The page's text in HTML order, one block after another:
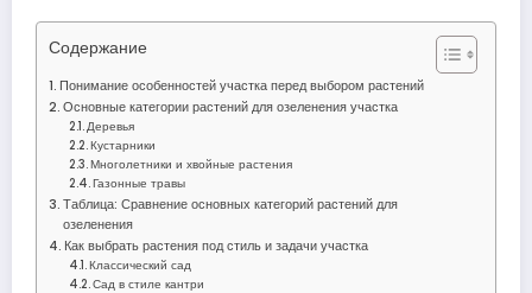
Содержание
Понимание особенностей участка перед выбором растений
Основные категории растений для озеленения участка
Деревья
Кустарники
Многолетники и хвойные растения
Газонные травы
Таблица: Сравнение основных категорий растений для
озеленения
Как выбрать растения под стиль и задачи участка
Классический сад
Сад в стиле кантри